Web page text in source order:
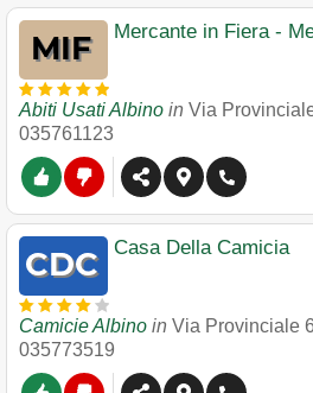
Mercante in Fiera -
Abiti Usati Albino in Via
035761123
Casa Della Camicia
Camicie Albino in Via Provinciale
035773519